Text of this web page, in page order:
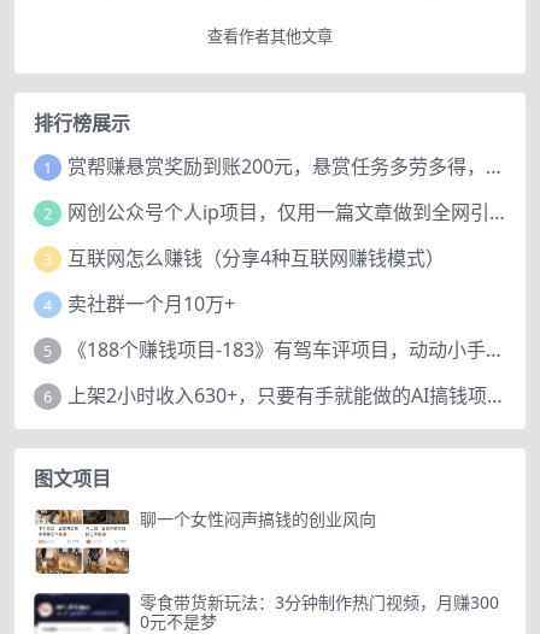
查看作者其他文章
排行榜展示
1 赏帮赚悬赏奖励到账200元，悬赏任务多劳多得，人人可做。
2 网创公众号个人ip项目，仅用一篇文章做到全网引流！
3 互联网怎么赚钱（分享4种互联网赚钱模式）
4 卖社群一个月10万+
5 《188个赚钱项目-183》有驾车评项目，动动小手，复制粘贴赚44元！
6 上架2小时收入630+，只要有手就能做的AI搞钱项目，奶奶看完都能学会!
图文项目
聊一个女性闷声搞钱的创业风向
零食带货新玩法：3分钟制作热门视频，月赚300
0元不是梦